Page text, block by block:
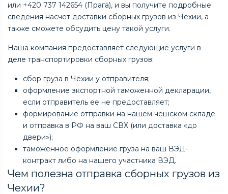
или +420 737 142654 (Прага), и вы получите подробные
сведения насчет доставки сборных грузов из Чехии, а
также сможете обсудить цену такой услуги.
Наша компания предоставляет следующие услуги в
деле транспортировки сборных грузов:
сбор груза в Чехии у отправителя;
оформление экспортной таможенной декларации,
если отправитель ее не предоставляет;
формирование отправки на нашем чешском складе
и отправка в РФ на ваш СВХ (или доставка «до
двери»);
таможенное оформление груза на ваш ВЭД-
контракт либо на нашего участника ВЭД.
Чем полезна отправка сборных грузов из
Чехии?